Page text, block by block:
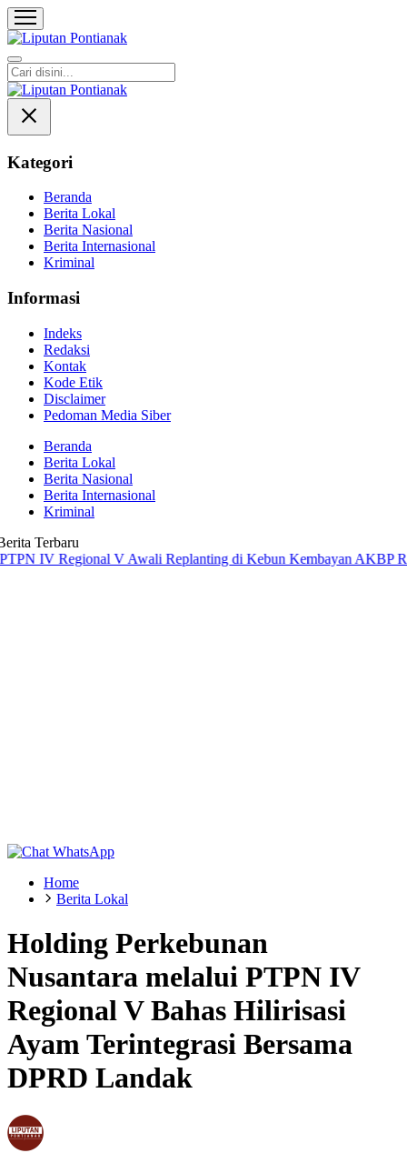
Liputan Pontianak
Berita Terkini dan TerUpdate
Kategori
Beranda
Berita Lokal
Berita Nasional
Berita Internasional
Kriminal
Informasi
Indeks
Redaksi
Kontak
Kode Etik
Disclaimer
Pedoman Media Siber
Beranda
Berita Lokal
Berita Nasional
Berita Internasional
Kriminal
Terbaru
V Awali Replanting di Kebun KembayanAKBP Rensa S.
Home
Berita Lokal
Holding Perkebunan
Nusantara melalui PTPN IV
Regional V Bahas Hilirisasi
Ayam Terintegrasi Bersama
DPRD Landak